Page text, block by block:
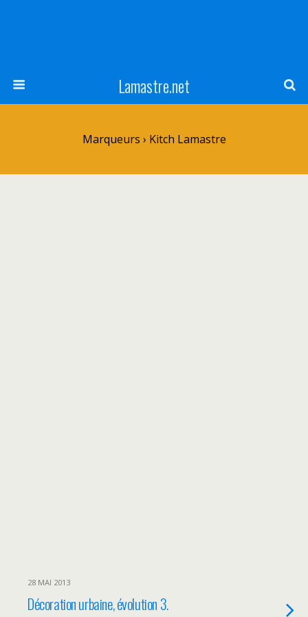
Lamastre.net
Marqueurs › Kitch Lamastre
28 MAI 2013
Décoration urbaine, évolution 3.